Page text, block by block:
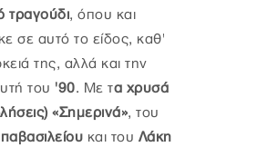
τραγούδι, όπου και
σε αυτό το είδος, καθ'
της, αλλά και την
του '90. Με τα χρυσά
«Σημερινά», του
και του Λάκη